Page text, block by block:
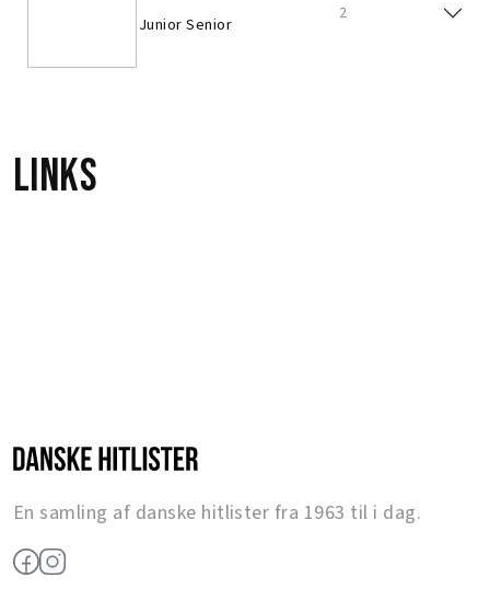
Junior Senior
2
Links
En samling af danske hitlister fra 1963 til i dag.